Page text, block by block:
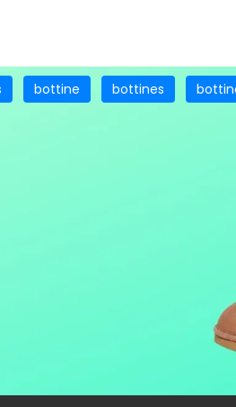
bottine bottines